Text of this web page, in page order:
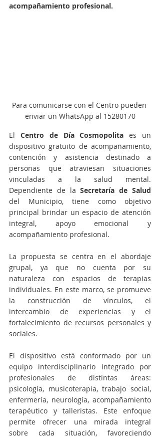
acompañamiento profesional.
Para comunicarse con el Centro pueden
enviar un WhatsApp al 15280170
El Centro de Día Cosmopolita es un
dispositivo gratuito de acompañamiento,
contención y asistencia destinado a
personas que atraviesan situaciones
vinculadas a la salud mental.
Dependiente de la Secretaría de Salud
del Municipio, tiene como objetivo
principal brindar un espacio de atención
integral, apoyo emocional y
acompañamiento profesional.
La propuesta se centra en el abordaje
grupal, ya que no cuenta por su
naturaleza con espacios de terapias
individuales. En este marco, se promueve
la construcción de vínculos, el
intercambio de experiencias y el
fortalecimiento de recursos personales y
sociales.
El dispositivo está conformado por un
equipo interdisciplinario integrado por
profesionales de distintas áreas:
psicología, musicoterapia, trabajo social,
enfermería, neurología, acompañamiento
terapéutico y talleristas. Este enfoque
permite ofrecer una mirada integral
sobre cada situación, favoreciendo